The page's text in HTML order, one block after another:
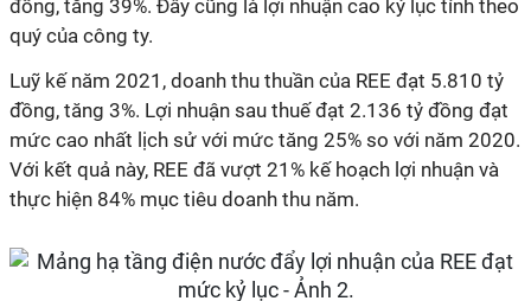
đồng, tăng 39%. Đây cũng là lợi nhuận cao kỷ lục tính theo
quý của công ty.
Luỹ kế năm 2021, doanh thu thuần của REE đạt 5.810 tỷ
đồng, tăng 3%. Lợi nhuận sau thuế đạt 2.136 tỷ đồng đạt
mức cao nhất lịch sử với mức tăng 25% so với năm 2020.
Với kết quả này, REE đã vượt 21% kế hoạch lợi nhuận và
thực hiện 84% mục tiêu doanh thu năm.